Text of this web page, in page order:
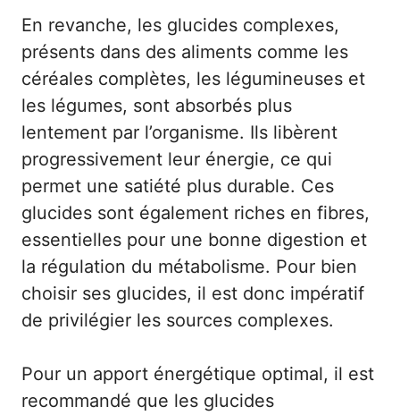
En revanche, les glucides complexes,
présents dans des aliments comme les
céréales complètes, les légumineuses et
les légumes, sont absorbés plus
lentement par l’organisme. Ils libèrent
progressivement leur énergie, ce qui
permet une satiété plus durable. Ces
glucides sont également riches en fibres,
essentielles pour une bonne digestion et
la régulation du métabolisme. Pour bien
choisir ses glucides, il est donc impératif
de privilégier les sources complexes.
Pour un apport énergétique optimal, il est
recommandé que les glucides